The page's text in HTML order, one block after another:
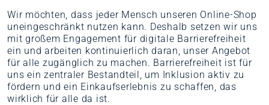
Wir möchten, dass jeder Mensch unseren Online-Shop
uneingeschränkt nutzen kann. Deshalb setzen wir uns
mit großem Engagement für digitale Barrierefreiheit
ein und arbeiten kontinuierlich daran, unser Angebot
für alle zugänglich zu machen. Barrierefreiheit ist für
uns ein zentraler Bestandteil, um Inklusion aktiv zu
fördern und ein Einkaufserlebnis zu schaffen, das
wirklich für alle da ist.